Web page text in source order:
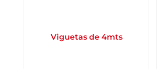
Viguetas de 4mts